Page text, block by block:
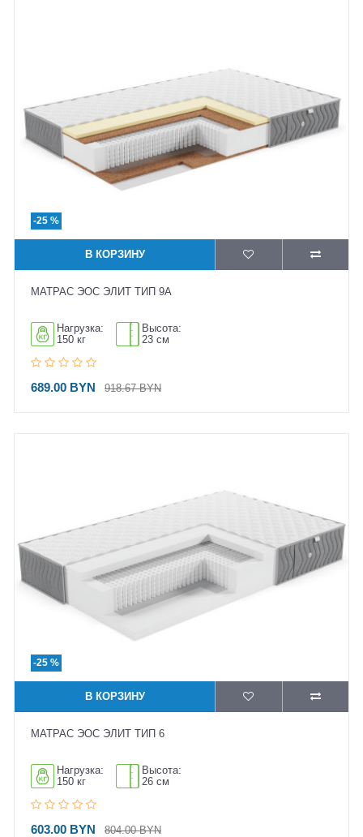
-25 %
В КОРЗИНУ
МАТРАС ЭОС ЭЛИТ ТИП 9A
Нагрузка:
150 кг
Высота:
23 см
689.00 BYN 918.67 BYN
-25 %
В КОРЗИНУ
МАТРАС ЭОС ЭЛИТ ТИП 6
Нагрузка:
150 кг
Высота:
26 см
603.00 BYN 804.00 BYN